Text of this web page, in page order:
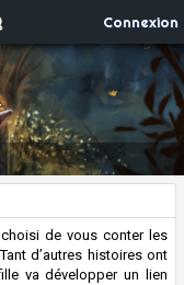
Connexion
de vous conter les
d’autres histoires ont
va développer un lien